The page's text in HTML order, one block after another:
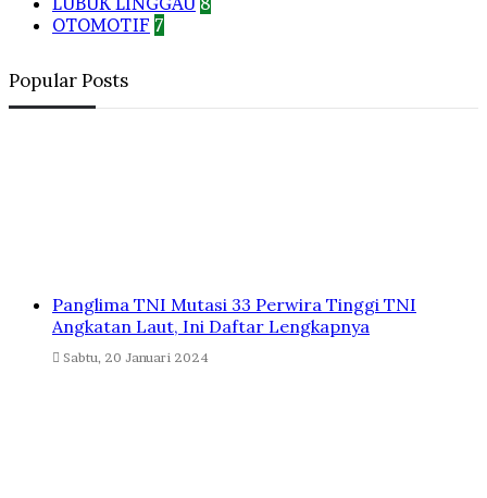
OTOMOTIF 7
Popular Posts
Panglima TNI Mutasi 33 Perwira Tinggi TNI
Angkatan Laut, Ini Daftar Lengkapnya
Sabtu, 20 Januari 2024